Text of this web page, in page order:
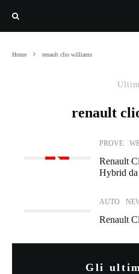
Home renault clio williams
renault
PROVE
Renault
Hybrid
AUTO
Renault
Gli